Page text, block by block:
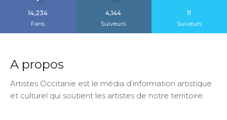
14,234
Fans
4,144
Suiveurs
11
Suiveurs
A propos
Artistes Occitanie est le média d’information artistique
et culturel qui soutient les artistes de notre territoire.